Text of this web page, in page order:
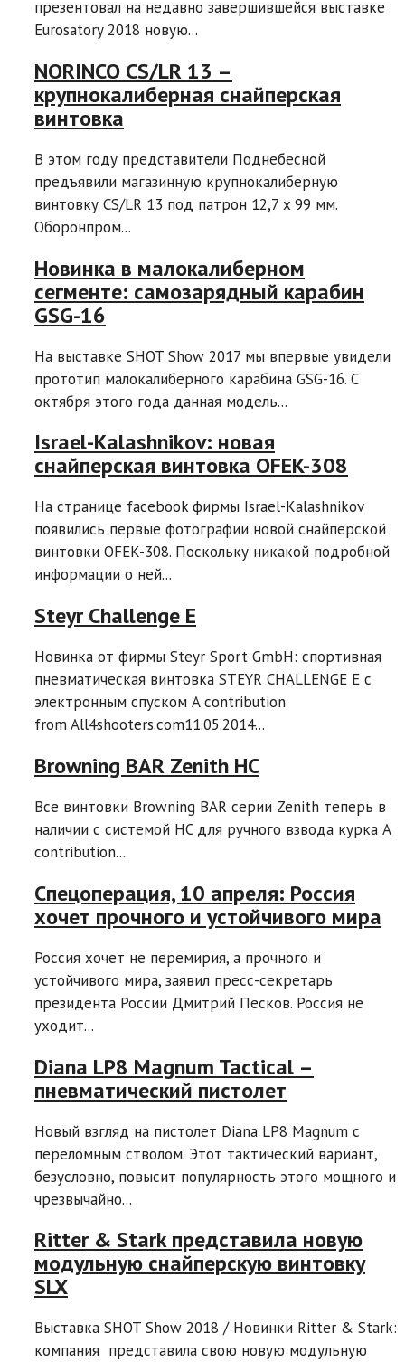
презентовал на недавно завершившейся выставке
Eurosatory 2018 новую...
NORINCO CS/LR 13 –
крупнокалиберная снайперская
винтовка
В этом году представители Поднебесной
предъявили магазинную крупнокалиберную
винтовку CS/LR 13 под патрон 12,7 x 99 мм.
Оборонпром...
Новинка в малокалиберном
сегменте: самозарядный карабин
GSG-16
На выставке SHOT Show 2017 мы впервые увидели
прототип малокалиберного карабина GSG-16. C
октября этого года данная модель...
Israel-Kalashnikov: новая
снайперская винтовка OFEK-308
На странице facebook фирмы Israel-Kalashnikov
появились первые фотографии новой снайперской
винтовки OFEK-308. Поскольку никакой подробной
информации о ней...
Steyr Challenge E
Новинка от фирмы Steyr Sport GmbH: спортивная
пневматическая винтовка STEYR CHALLENGE E с
электронным спуском A contribution
from All4shooters.com11.05.2014...
Browning BAR Zenith HC
Все винтовки Browning BAR серии Zenith теперь в
наличии с системой HC для ручного взвода курка A
contribution...
Спецоперация, 10 апреля: Россия
хочет прочного и устойчивого мира
Россия хочет не перемирия, а прочного и
устойчивого мира, заявил пресс-секретарь
президента России Дмитрий Песков. Россия не
уходит...
Diana LP8 Magnum Tactical –
пневматический пистолет
Новый взгляд на пистолет Diana LP8 Magnum с
переломным стволом. Этот тактический вариант,
безусловно, повысит популярность этого мощного и
чрезвычайно...
Ritter & Stark представила новую
модульную снайперскую винтовку
SLX
Выставка SHOT Show 2018 / Новинки Ritter & Stark:
компания представила свою новую модульную